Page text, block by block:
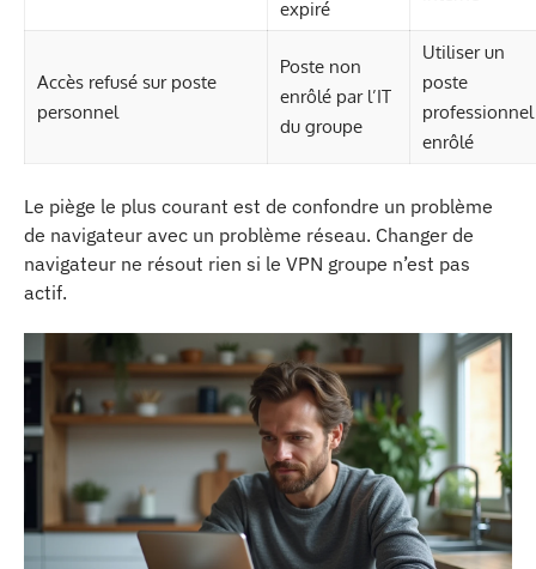
expiré
Accès refusé sur poste
personnel
Poste non
enrôlé par l’IT
du groupe
Utiliser un
poste
professionnel
enrôlé
Le piège le plus courant est de confondre un problème
de navigateur avec un problème réseau. Changer de
navigateur ne résout rien si le VPN groupe n’est pas
actif.